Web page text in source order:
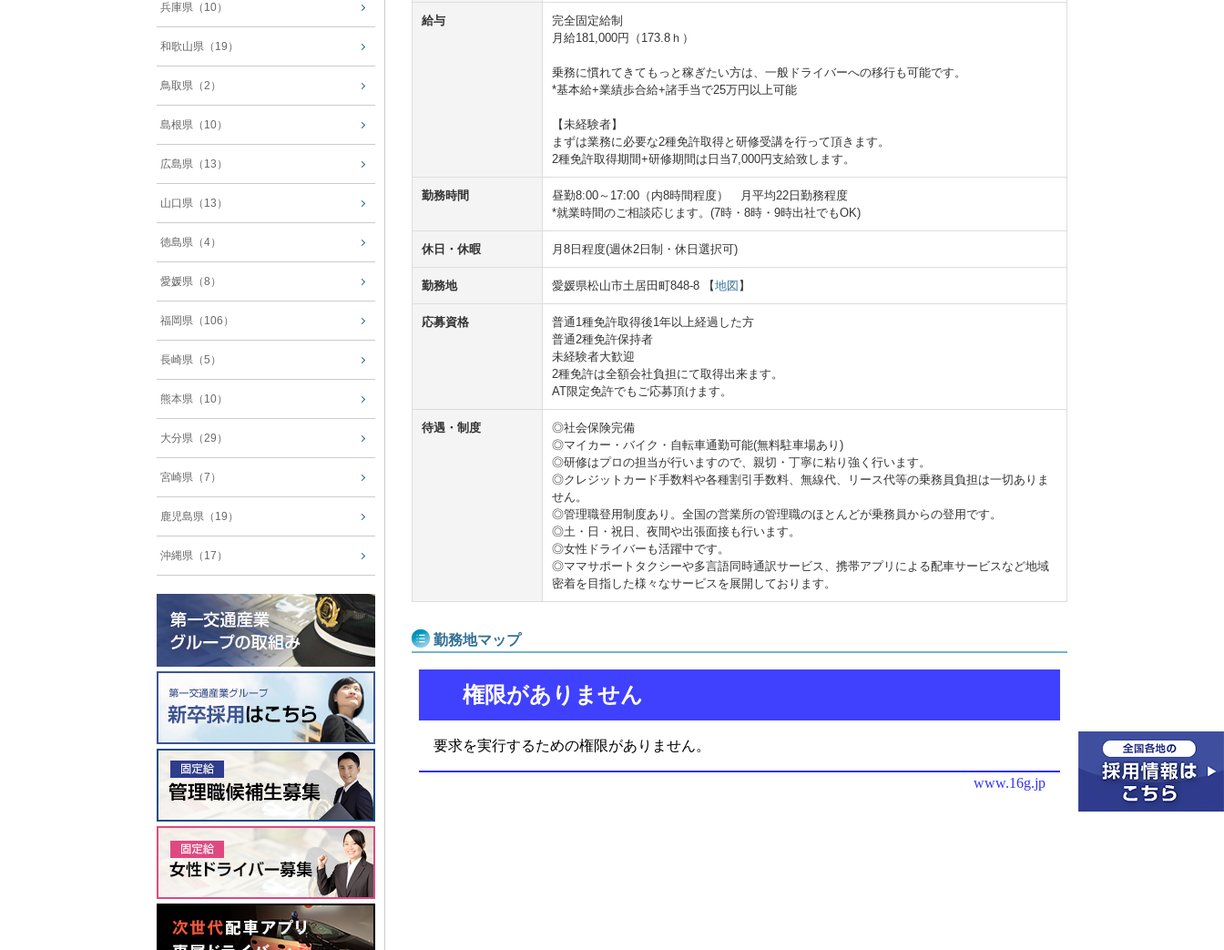
給与
完全固定給制
月給181,000円（173.8ｈ）
乗務に慣れてきてもっと稼ぎたい方は、一般ドライバーへの移行も可能です。
*基本給+業績歩合給+諸手当で25万円以上可能
【未経験者】
まずは業務に必要な2種免許取得と研修受講を行って頂きます。
2種免許取得期間+研修期間は日当7,000円支給致します。
勤務時間
昼勤8:00～17:00（内8時間程度） 月平均22日勤務程度
*就業時間のご相談応じます。(7時・8時・9時出社でもOK)
休日・休暇 月8日程度(週休2日制・休日選択可)
勤務地 愛媛県松山市土居田町848-8 【地図 】
応募資格
普通1種免許取得後1年以上経過した方
普通2種免許保持者
未経験者大歓迎
2種免許は全額会社負担にて取得出来ます。
AT限定免許でもご応募頂けます。
待遇・制度
◎社会保険完備
◎マイカー・バイク・自転車通勤可能(無料駐車場あり)
◎研修はプロの担当が行いますので、親切・丁寧に粘り強く行います。
◎クレジットカード手数料や各種割引手数料、無線代、リース代等の乗務員負担は一切ありま
せん。
◎管理職登用制度あり。全国の営業所の管理職のほとんどが乗務員からの登用です。
◎土・日・祝日、夜間や出張面接も行います。
◎女性ドライバーも活躍中です。
◎ママサポートタクシーや多言語同時通訳サービス、携帯アプリによる配車サービスなど地域
密着を目指した様々なサービスを展開しております。
勤務地マップ
兵庫県（10）
和歌山県（19）
鳥取県（2）
島根県（10）
広島県（13）
山口県（13）
徳島県（4）
愛媛県（8）
福岡県（106）
長崎県（5）
熊本県（10）
大分県（29）
宮崎県（7）
鹿児島県（19）
沖縄県（17）